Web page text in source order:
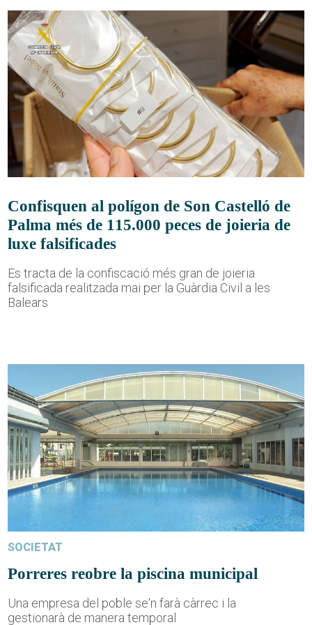
Confisquen al polígon de Son Castelló de
Palma més de 115.000 peces de joieria de
luxe falsificades
Es tracta de la confiscació més gran de joieria
falsificada realitzada mai per la Guàrdia Civil a les
Balears
SOCIETAT
Porreres reobre la piscina municipal
Una empresa del poble se'n farà càrrec i la
gestionarà de manera temporal